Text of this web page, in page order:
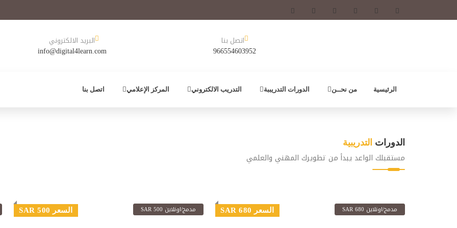
اتصل بنا
966554603952
البريد الالكتروني
info@digital4learn.com
الرئيسية من نحــن الدورات التدريببة التدريب الالكتروني المركز الإعلامي اتصل بنا
الدورات التدريبية
مستقبلك الواعد يبدأ من تطويرك المهني والعلمي
السعر 680 SAR مدمج/اونلاين 680 SAR السعر 500 SAR مدمج/اونلاين 500 SAR